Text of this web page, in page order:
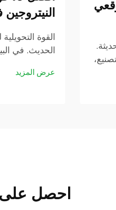
في
القوة
الحديث. في
عملياتهم،
عرض المزيد
احصل